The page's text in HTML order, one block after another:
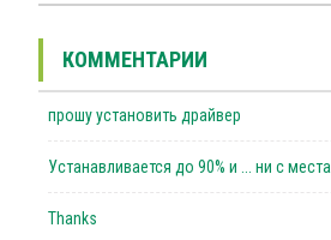
КОММЕНТАРИИ
прошу установить драйвер
Устанавливается до 90% и ... ни с места
Thanks